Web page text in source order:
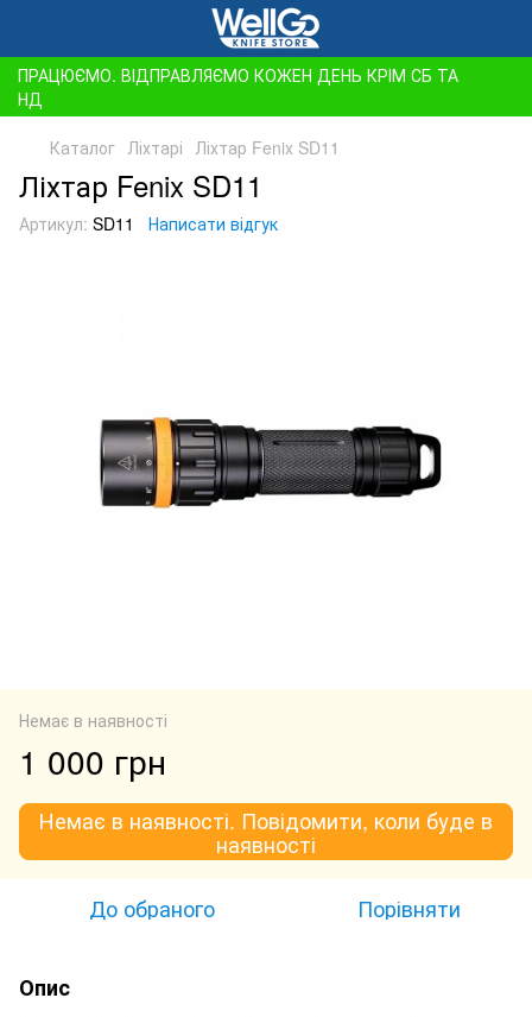
ПРАЦЮЄМО. ВІДПРАВЛЯЄМО КОЖЕН ДЕНЬ КРІМ СБ ТА
НД
Каталог Ліхтарі Ліхтар Fenix SD11
Ліхтар Fenix SD11
Артикул: SD11 Написати відгук
Немає в наявності
1 000 грн
Немає в наявності. Повідомити, коли буде в
наявності
До обраного Порівняти
Опис